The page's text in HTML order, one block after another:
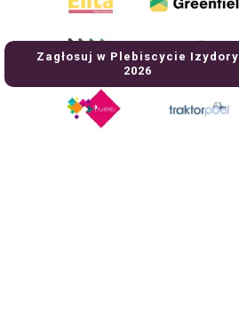
Zagłosuj w Plebiscycie Izydory
2026